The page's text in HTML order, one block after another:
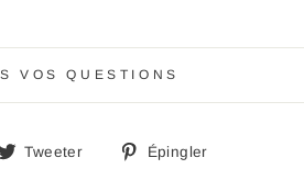
VOS QUESTIONS
Tweeter
TweeterÉpingler